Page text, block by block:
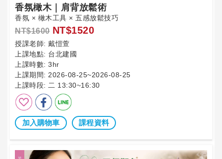
香氛橄木｜肩背放鬆術
香氛 × 橄木工具 × 五感放鬆技巧
NT$1600 NT$1520
授課老師: 戴愷萱
上課地點: 台北建國
上課時數: 3hr
上課期間: 2026-08-25~2026-08-25
上課時段: 二 13:30~16:30
加入購物車 課程資料